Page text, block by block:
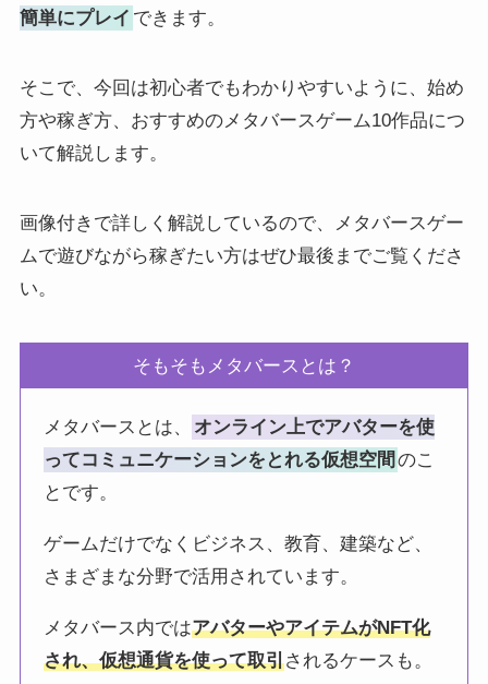
簡単にプレイ できます。
そこで、今回は初心者でもわかりやすいように、始め
方や稼ぎ方、おすすめのメタバースゲーム10作品につ
いて解説します。
画像付きで詳しく解説しているので、メタバースゲー
ムで遊びながら稼ぎたい方はぜひ最後までご覧くださ
い。
そもそもメタバースとは？
メタバースとは、
オンライン上でアバターを使
ってコミュニケーションをとれる仮想空間 のこ
とです。
ゲームだけでなくビジネス、教育、建築など、
さまざまな分野で活用されています。
メタバース内ではアバターやアイテムがNFT化
され、仮想通貨を使って取引されるケースも。